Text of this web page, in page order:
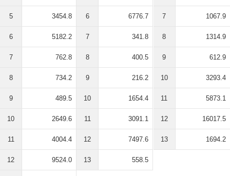
5 3454.8
6 5182.2
7 762.8
8 734.2
9 489.5
10 2649.6
11 4004.4
12 9524.0
6 6776.7
7 341.8
8 400.5
9 216.2
10 1654.4
11 3091.1
12 7497.6
13 558.5
7 1067.9
8 1314.9
9 612.9
10 3293.4
11 5873.1
12 16017.5
13 1694.2